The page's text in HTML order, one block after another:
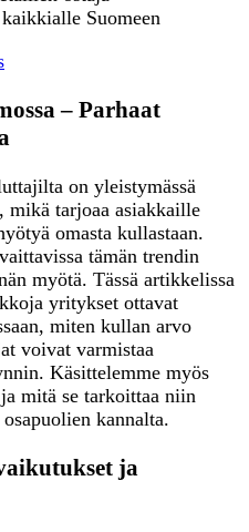
Suomeen
– Parhaat
on yleistymässä
mikä tarjoaa asiakkaille
omasta kullastaan.
tämän trendin
myötä. Tässä artikkelissa
yritykset ottavat
miten kullan arvo
voivat varmistaa
Käsittelemme myös
mitä se tarkoittaa niin
kannalta.
ja